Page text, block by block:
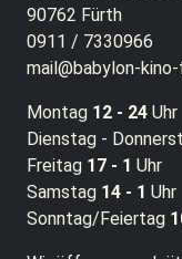
90762 Fürth
0911 / 7330966
mail@babylon-
Montag 12 - 24 Uhr
Dienstag -
Freitag 17 - 1 Uhr
Samstag 14 - 1 Uhr
Sonntag/Feiertag